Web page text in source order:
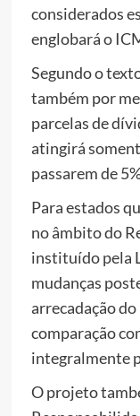
considerados
englobará o
Segundo o
também por
parcelas de
atingirá
passarem de
Para estados
no âmbito do
instituído pela
mudanças
arrecadação
comparação
integralmente
O projeto